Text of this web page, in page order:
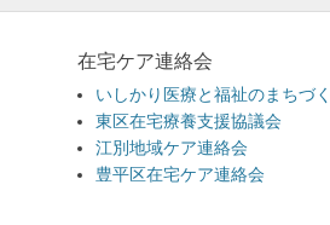
在宅ケア連絡会
いしかり医療と福祉のまちづ
東区在宅療養支援協議会
江別地域ケア連絡会
豊平区在宅ケア連絡会